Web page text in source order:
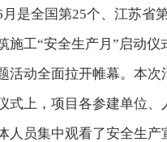
月是全国第25个、江苏省
施工“安全生产月”启动
活动全面拉开帷幕。本次
式上，项目各参建单位
人员集中观看了安全生